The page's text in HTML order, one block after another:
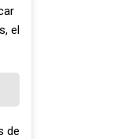
el
de